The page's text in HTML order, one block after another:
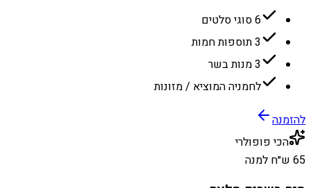
6 סוגי סלטים
3 תוספות חמות
3 מנות בשר
לחמניה המוציא / מזונות
להזמנה
הכי פופולרי
65 ש״ח למנה